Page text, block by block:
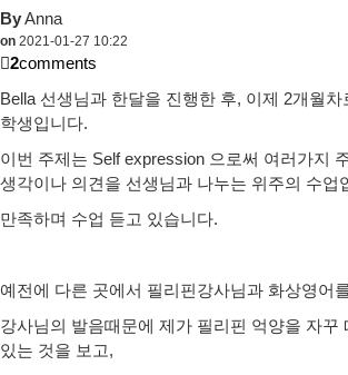
ByAnna
on 2021-01-27 10:22
2comments
Bella 선생님과 한달을 진행한 후, 이제 2개월차
학생입니다.
이번 주제는 Self expression 으로써 여러가지
생각이나 의견을 선생님과 나누는 위주의 수업
만족하며 수업 듣고 있습니다.
예전에 다른 곳에서 필리핀강사님과 화상영어
강사님의 발음때문에 제가 필리핀 억양을 자꾸
있는 것을 보고,